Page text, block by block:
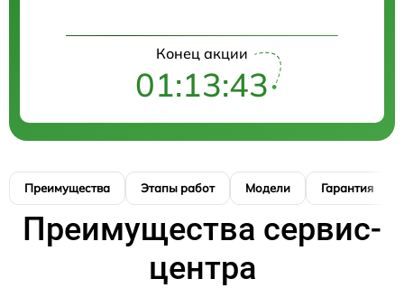
Конец акции
01:13:42
Преимущества Этапы работ Модели Гарантия
Преимущества сервис-
центра